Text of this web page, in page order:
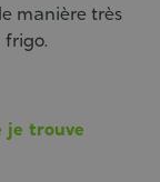
manière très
frigo.
je trouve